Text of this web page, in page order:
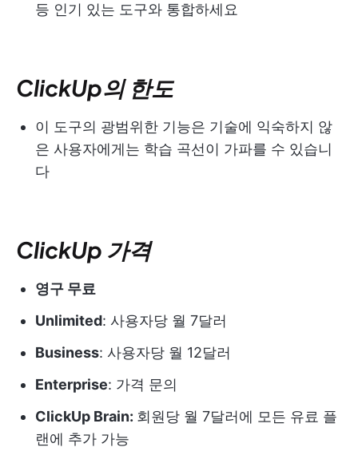
등 인기 있는 도구와 통합하세요
ClickUp의 한도
이 도구의 광범위한 기능은 기술에 익숙하지 않
은 사용자에게는 학습 곡선이 가파를 수 있습니
다
ClickUp 가격
영구 무료
Unlimited: 사용자당 월 7달러
Business: 사용자당 월 12달러
Enterprise: 가격 문의
ClickUp Brain: 회원당 월 7달러에 모든 유료 플
랜에 추가 가능